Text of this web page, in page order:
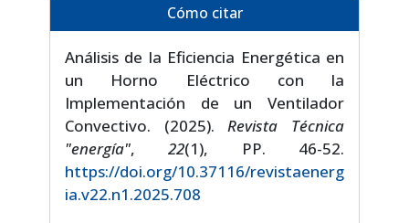
Cómo citar
Análisis de la Eficiencia Energética en
un Horno Eléctrico con la
Implementación de un Ventilador
Convectivo. (2025).Revista Técnica
"energía",22(1), PP. 46-52.
https://doi.org/10.37116/revistaenerg
ia.v22.n1.2025.708